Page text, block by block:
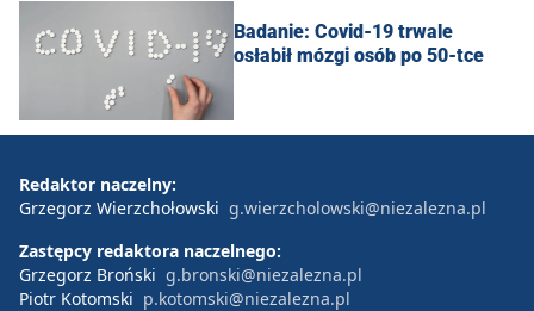
Badanie: Covid-19 trwale
osłabił mózgi osób po 50-tce
Redaktor naczelny:
Grzegorz Wierzchołowski g.wierzcholowski@niezalezna.pl
Zastępcy redaktora naczelnego:
Grzegorz Broński g.bronski@niezalezna.pl
Piotr Kotomski p.kotomski@niezalezna.pl